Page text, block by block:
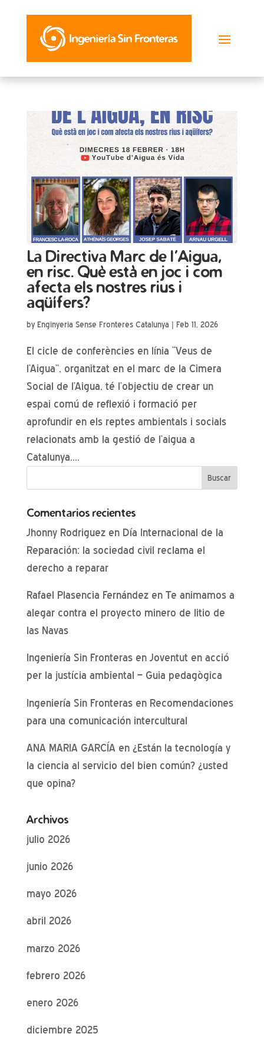
La Directiva Marc de l’Aigua,
en risc. Què està en joc i com
afecta els nostres rius i
aqüífers?
by Enginyeria Sense Fronteres Catalunya | Feb 11, 2026
El cicle de conferències en línia “Veus de
l’Aigua”, organitzat en el marc de la Cimera
Social de l’Aigua, té l’objectiu de crear un
espai comú de reflexió i formació per
aprofundir en els reptes ambientals i socials
relacionats amb la gestió de l’aigua a
Catalunya....
Comentarios recientes
Jhonny Rodriguezen Día Internacional de la
Reparación: la sociedad civil reclama el
derecho a reparar
Rafael Plasencia Fernándezen Te animamos a
alegar contra el proyecto minero de litio de
las Navas
Ingeniería Sin Fronterasen Joventut en acció
per la justícia ambiental – Guia pedagògica
Ingeniería Sin Fronterasen Recomendaciones
para una comunicación intercultural
ANA MARIA GARCÍA en ¿Están la tecnología y
la ciencia al servicio del bien común? ¿usted
que opina?
Archivos
julio 2026
junio 2026
mayo 2026
abril 2026
marzo 2026
febrero 2026
enero 2026
diciembre 2025